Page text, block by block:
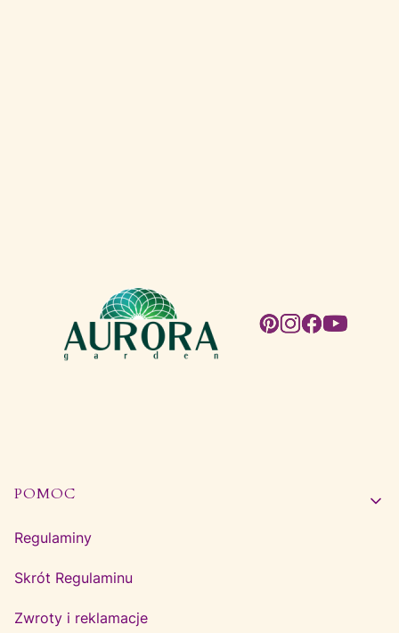
Linki w stopce
POMOC
Regulaminy
Skrót Regulaminu
Zwroty i reklamacje